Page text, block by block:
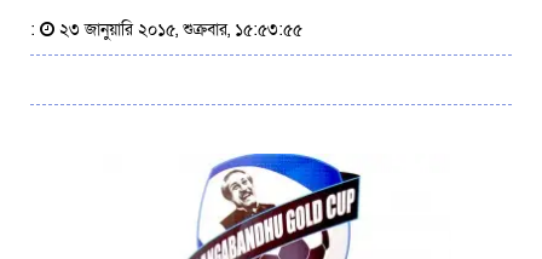
: ২৩ জানুয়ারি ২০১৫, শুক্রবার, ১৫:৫৩:৫৫